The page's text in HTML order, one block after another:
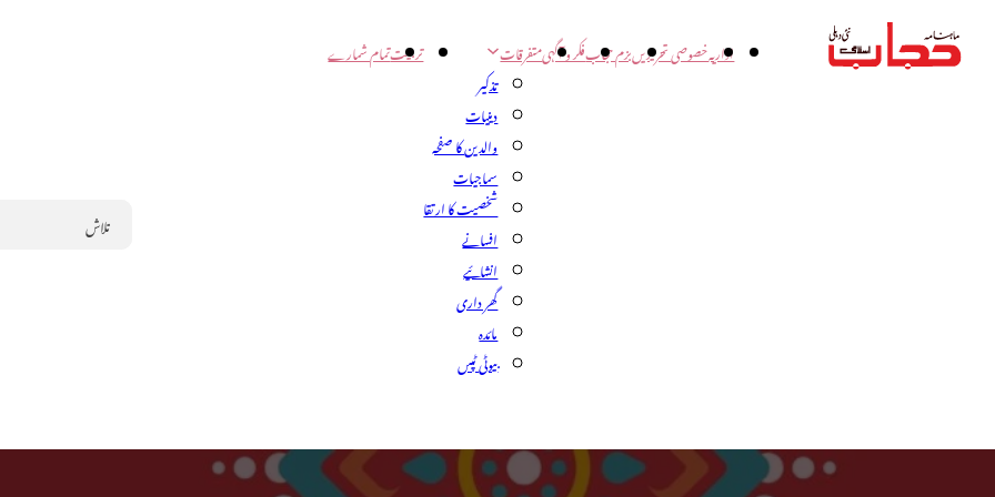
اداریہخصوصی تحریریںبزم حجابفکر و آگہیمتفرقات
تذکیر
دینیات
والدین کا صفحہ
سماجیات
شخصیت کا ارتقا
افسانے
انشائیے
گھر داری
مائدہ
بیوٹی ٹپس
تربیتتمام شمارے
Search